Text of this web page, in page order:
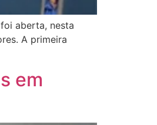
aberta, nesta
A primeira
em